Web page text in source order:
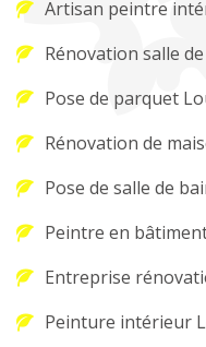
Artisan peintre
Rénovation salle
Pose de parquet
Rénovation de
Pose de salle de
Peintre en
Entreprise
Peinture intérieur